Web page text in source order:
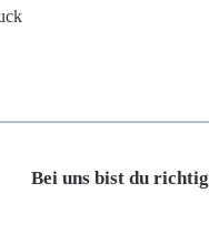
Bei uns bist du richtig